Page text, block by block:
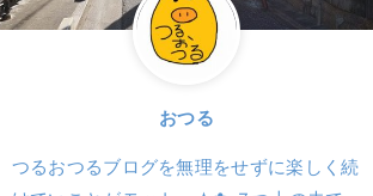
おつる
つるおつるブログを無理をせずに楽しく続